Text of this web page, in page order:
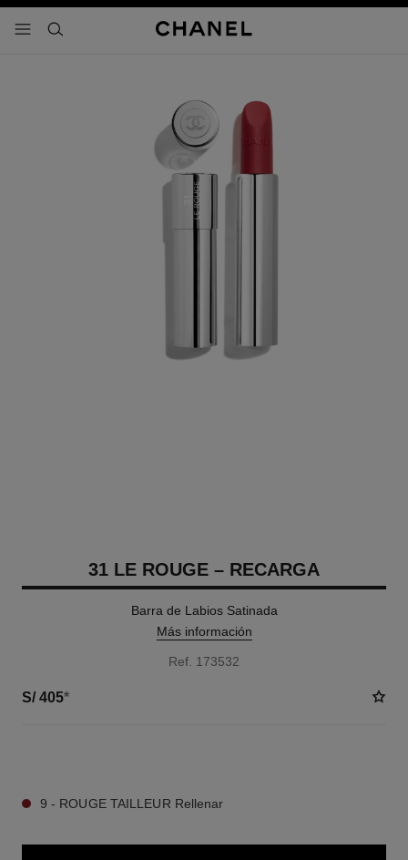
- navegación principal
buscar
31 LE ROUGE – RECARGA
Barra de Labios Satinada
Más información
Ref. 173532
S/ 405*
9 - ROUGE TAILLEUR Rellenar